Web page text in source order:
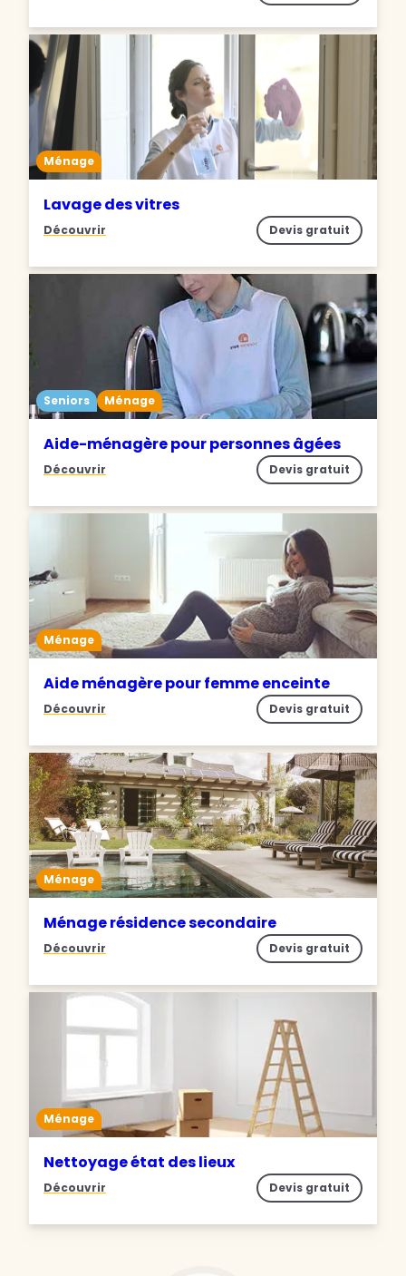
Ménage
Lavage des vitres
Découvrir Devis gratuit
Seniors Ménage
Aide-ménagère pour personnes âgées
Découvrir Devis gratuit
Ménage
Aide ménagère pour femme enceinte
Découvrir Devis gratuit
Ménage
Ménage résidence secondaire
Découvrir Devis gratuit
Ménage
Nettoyage état des lieux
Découvrir Devis gratuit